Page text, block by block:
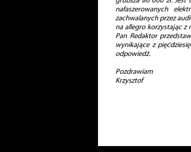
nafaszerowanych
zachwalanych przez
na allegro korzystając z
Pan Redaktor
wynikające z
odpowiedź.
Pozdrawiam
Krzysztof